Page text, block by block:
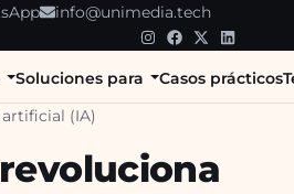
info@unimedia.tech
Soluciones para Casos prácticos
(IA)